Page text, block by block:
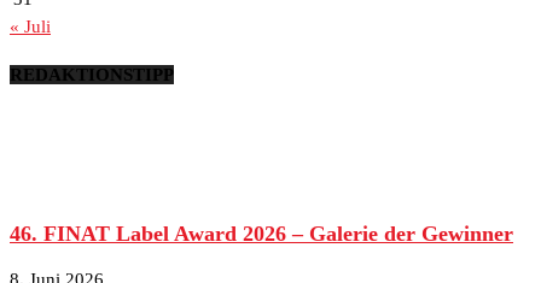
« Juli
REDAKTIONSTIPP
46. FINAT Label Award 2026 – Galerie der Gewinner